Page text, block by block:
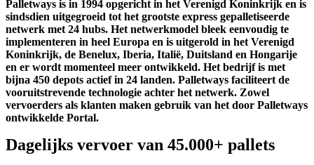
Palletways is in 1994 opgericht in het Verenigd Koninkrijk en is
sindsdien uitgegroeid tot het grootste express gepalletiseerde
netwerk met 24 hubs. Het netwerkmodel bleek eenvoudig te
implementeren in heel Europa en is uitgerold in het Verenigd
Koninkrijk, de Benelux, Iberia, Italië, Duitsland en Hongarije
en er wordt momenteel meer ontwikkeld. Het bedrijf is met
bijna 450 depots actief in 24 landen. Palletways faciliteert de
vooruitstrevende technologie achter het netwerk. Zowel
vervoerders als klanten maken gebruik van het door Palletways
ontwikkelde Portal.
Dagelijks vervoer van 45.000+ pallets